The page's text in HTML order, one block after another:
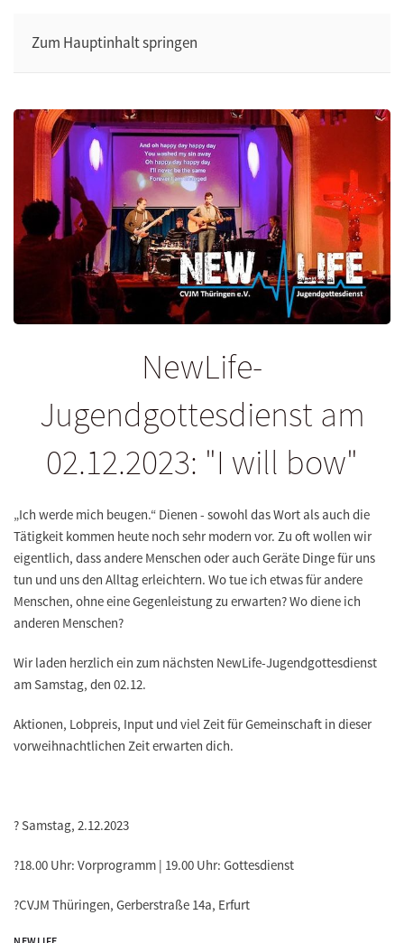
Zum Hauptinhalt springen
NewLife-
Jugendgottesdienst am
02.12.2023: "I will bow"
„Ich werde mich beugen.“ Dienen - sowohl das Wort als auch die
Tätigkeit kommen heute noch sehr modern vor. Zu oft wollen wir
eigentlich, dass andere Menschen oder auch Geräte Dinge für uns
tun und uns den Alltag erleichtern. Wo tue ich etwas für andere
Menschen, ohne eine Gegenleistung zu erwarten? Wo diene ich
anderen Menschen?
Wir laden herzlich ein zum nächsten NewLife-Jugendgottesdienst
am Samstag, den 02.12.
Aktionen, Lobpreis, Input und viel Zeit für Gemeinschaft in dieser
vorweihnachtlichen Zeit erwarten dich.
? Samstag, 2.12.2023
?18.00 Uhr: Vorprogramm | 19.00 Uhr: Gottesdienst
?CVJM Thüringen, Gerberstraße 14a, Erfurt